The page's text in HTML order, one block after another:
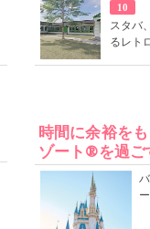
10
スタバ
るレト
時間に余裕を
ゾート®を過ご